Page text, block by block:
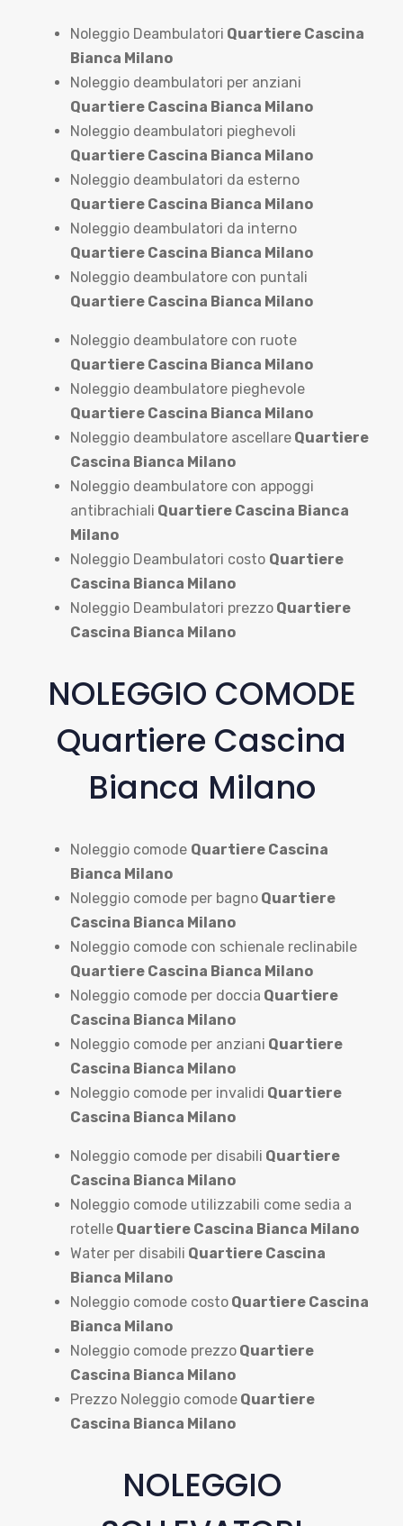
Noleggio Deambulatori Quartiere Cascina
Bianca Milano
Noleggio deambulatori per anziani
Quartiere Cascina Bianca Milano
Noleggio deambulatori pieghevoli
Quartiere Cascina Bianca Milano
Noleggio deambulatori da esterno
Quartiere Cascina Bianca Milano
Noleggio deambulatori da interno
Quartiere Cascina Bianca Milano
Noleggio deambulatore con puntali
Quartiere Cascina Bianca Milano
Noleggio deambulatore con ruote
Quartiere Cascina Bianca Milano
Noleggio deambulatore pieghevole
Quartiere Cascina Bianca Milano
Noleggio deambulatore ascellare Quartiere
Cascina Bianca Milano
Noleggio deambulatore con appoggi
antibrachiali Quartiere Cascina Bianca
Milano
Noleggio Deambulatori costo Quartiere
Cascina Bianca Milano
Noleggio Deambulatori prezzo Quartiere
Cascina Bianca Milano
NOLEGGIO COMODE
Quartiere Cascina
Bianca Milano
Noleggio comode Quartiere Cascina
Bianca Milano
Noleggio comode per bagno Quartiere
Cascina Bianca Milano
Noleggio comode con schienale reclinabile
Quartiere Cascina Bianca Milano
Noleggio comode per doccia Quartiere
Cascina Bianca Milano
Noleggio comode per anziani Quartiere
Cascina Bianca Milano
Noleggio comode per invalidi Quartiere
Cascina Bianca Milano
Noleggio comode per disabili Quartiere
Cascina Bianca Milano
Noleggio comode utilizzabili come sedia a
rotelle Quartiere Cascina Bianca Milano
Water per disabili Quartiere Cascina
Bianca Milano
Noleggio comode costo Quartiere Cascina
Bianca Milano
Noleggio comode prezzo Quartiere
Cascina Bianca Milano
Prezzo Noleggio comode Quartiere
Cascina Bianca Milano
NOLEGGIO